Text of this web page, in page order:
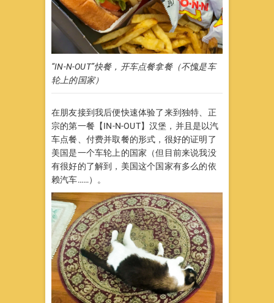
“IN-N-OUT”快餐，开车点餐拿餐（不愧是车
轮上的国家）
在朋友接到我后便快速体验了来到独特、正
宗的第一餐【IN-N-OUT】汉堡，并且是以汽
车点餐、付费并取餐的形式，很好的证明了
美国是一个车轮上的国家（但目前来说我没
有很好的了解到，美国这个国家有多么的依
赖汽车……）。